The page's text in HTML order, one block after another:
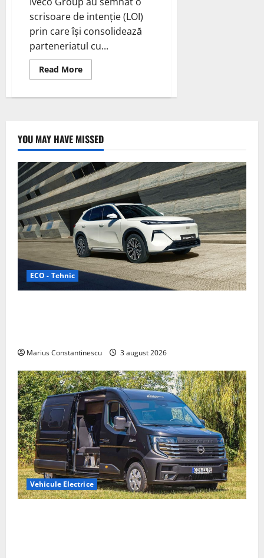
scrisoare de intenție (LOI)
prin care își consolidează
parteneriatul cu...
Read MoreRead
more
Motor
își
extind
parteneriatul
pentru
a
explora
sinergiile
pentru
camioanele
electrice
grele
de
pe
piețele
europene
YOU MAY HAVE MISSED
ECO - Tehnic
Marius Constantinescu 3 august 2026
Vehicule Electrice